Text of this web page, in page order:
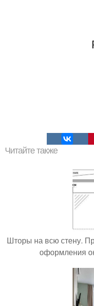
Читайте также
Шторы на всю стену.
оформления